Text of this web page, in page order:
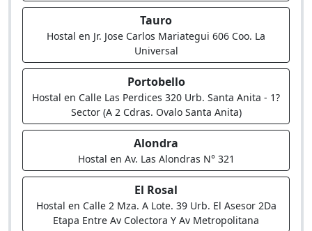
Tauro
Hostal en Jr. Jose Carlos Mariategui 606 Coo. La
Universal
Portobello
Hostal en Calle Las Perdices 320 Urb. Santa Anita - 1?
Sector (A 2 Cdras. Ovalo Santa Anita)
Alondra
Hostal en Av. Las Alondras N° 321
El Rosal
Hostal en Calle 2 Mza. A Lote. 39 Urb. El Asesor 2Da
Etapa Entre Av Colectora Y Av Metropolitana